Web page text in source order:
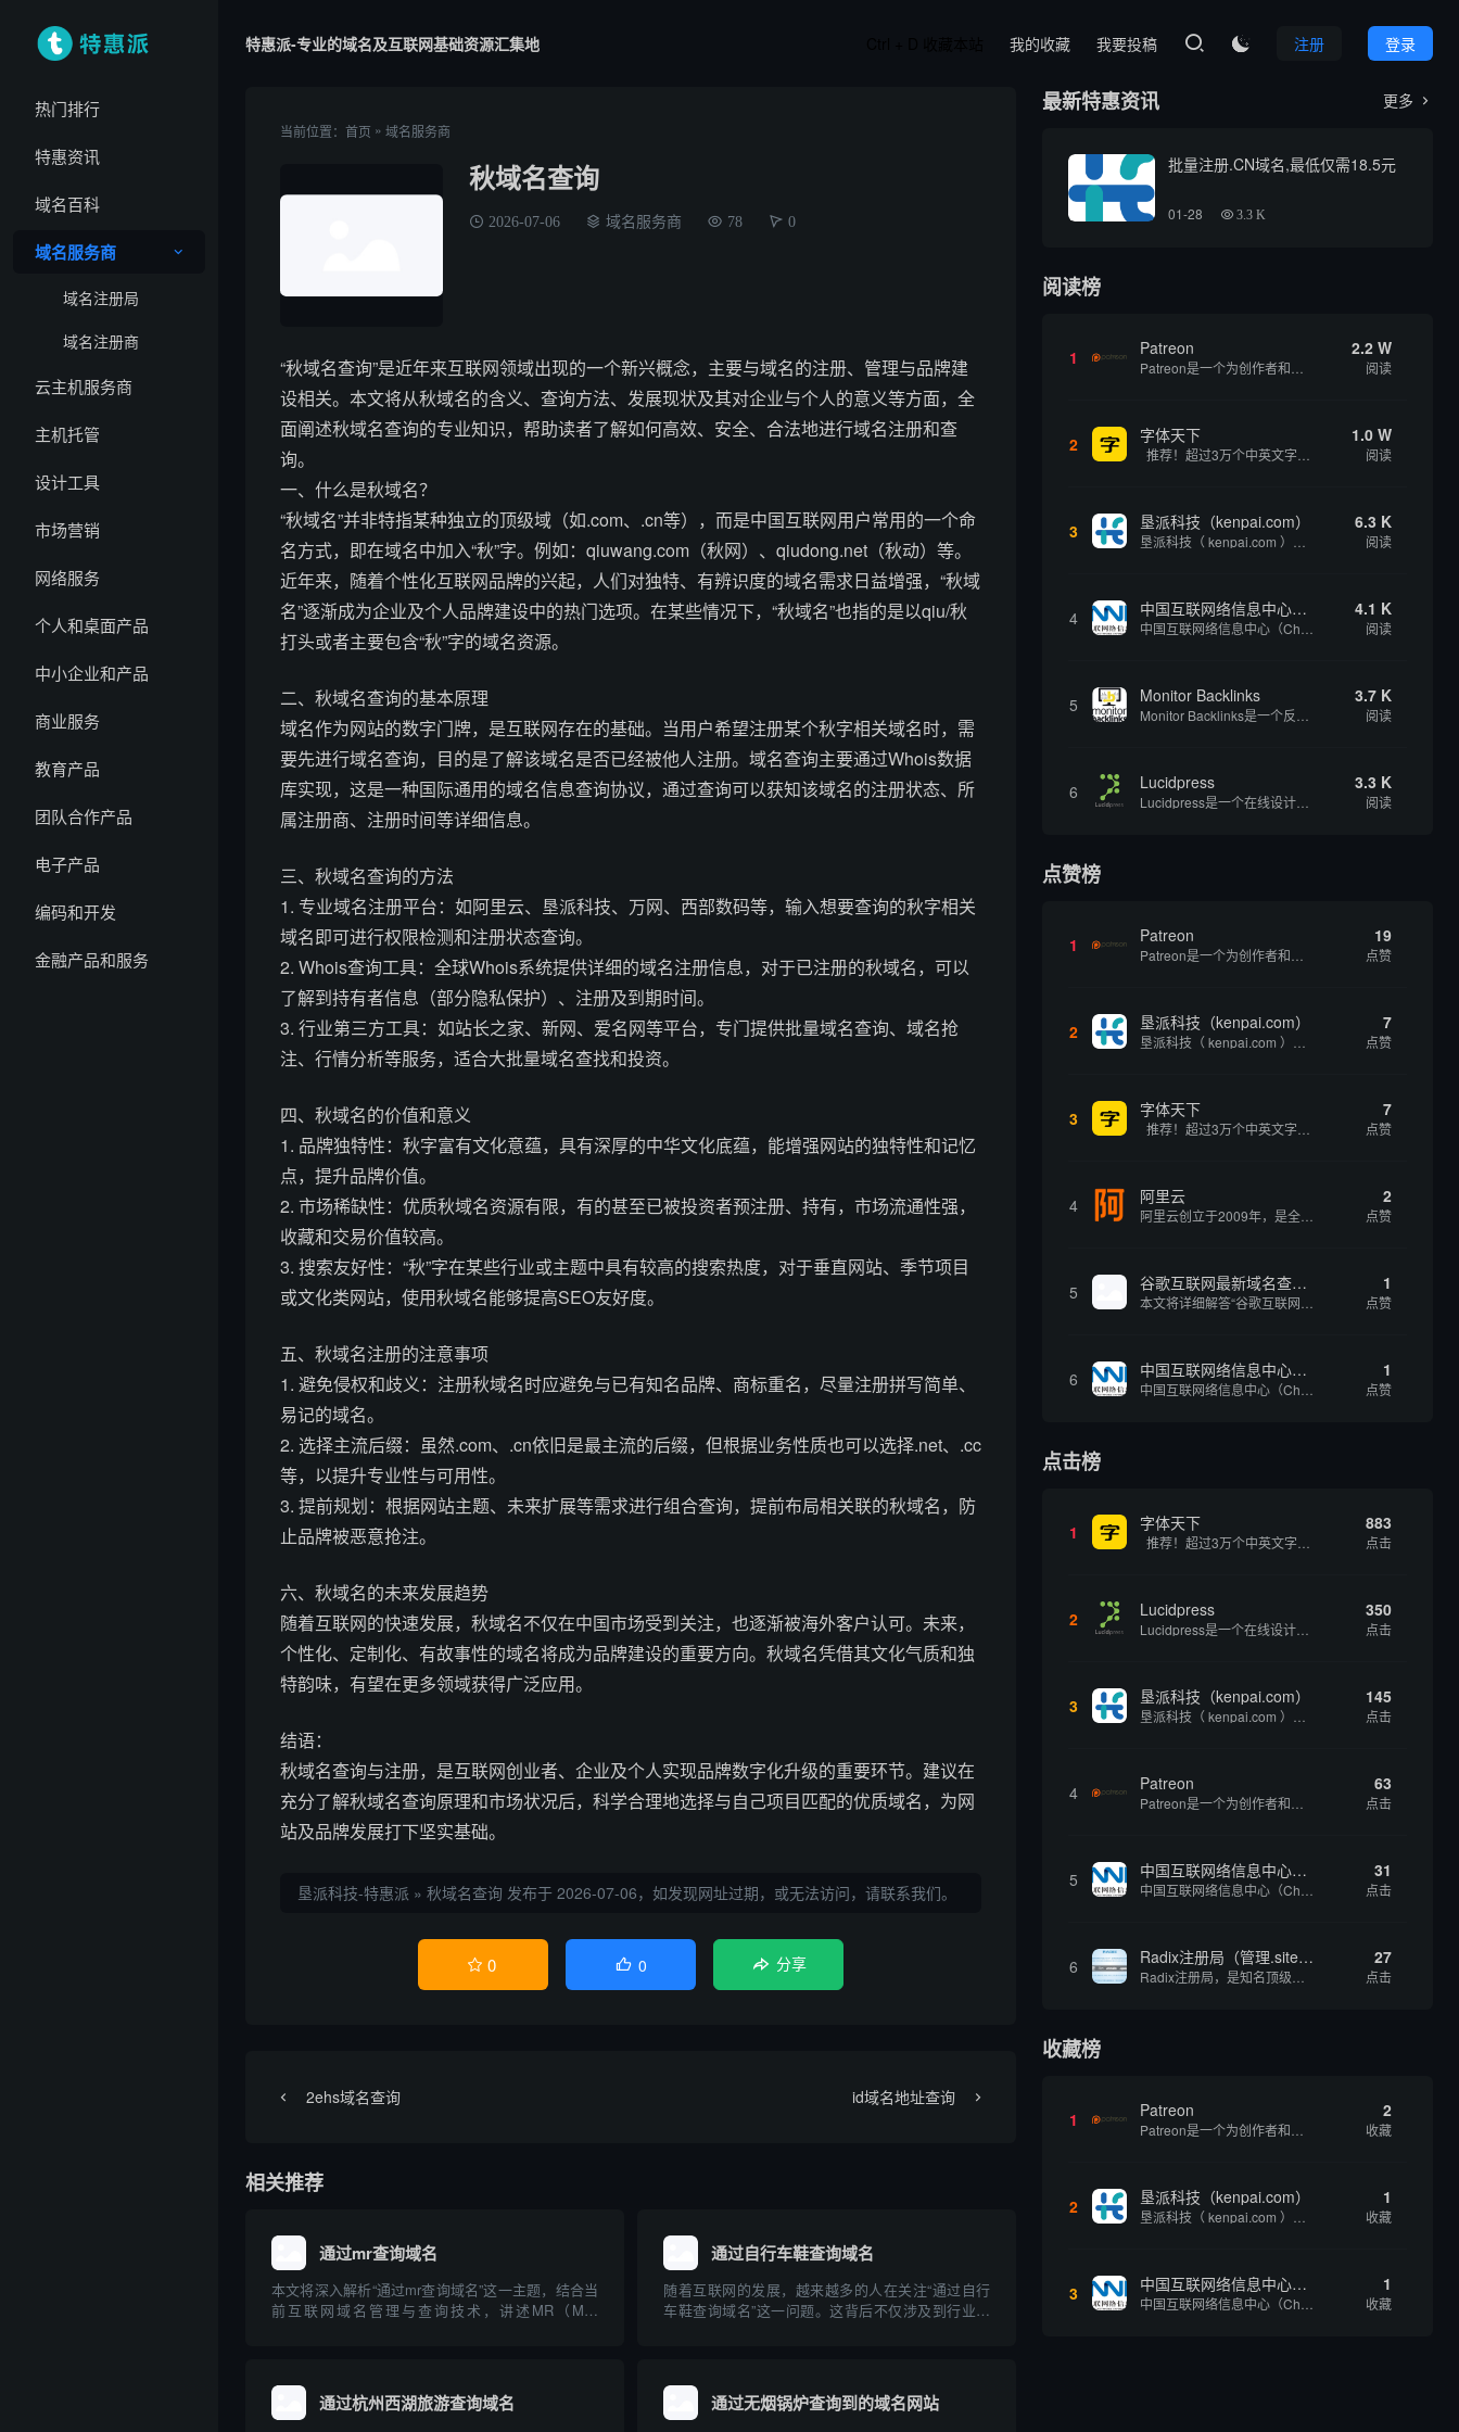
热门排行
特惠资讯
域名百科
域名服务商
域名注册局
域名注册商
云主机服务商
主机托管
设计工具
市场营销
网络服务
个人和桌面产品
中小企业和产品
商业服务
教育产品
团队合作产品
电子产品
编码和开发
金融产品和服务
特惠派-专业的域名及互联网基础资源汇集地 登录
注册

我的收藏 我要投稿
当前位置： 首页 » 域名服务商
秋域名查询
2026-07-06 域名服务商 78 0
“秋域名查询”是近年来互联网领域出现的一个新兴概念，主要与域名的注册、管理与品牌建
设相关。本文将从秋域名的含义、查询方法、发展现状及其对企业与个人的意义等方面，全
面阐述秋域名查询的专业知识，帮助读者了解如何高效、安全、合法地进行域名注册和查
询。
一、什么是秋域名？
“秋域名”并非特指某种独立的顶级域（如.com、.cn等），而是中国互联网用户常用的一个命
名方式，即在域名中加入“秋”字。例如：qiuwang.com（秋网）、qiudong.net（秋动）等。
近年来，随着个性化互联网品牌的兴起，人们对独特、有辨识度的域名需求日益增强，“秋域
名”逐渐成为企业及个人品牌建设中的热门选项。在某些情况下，“秋域名”也指的是以qiu/秋
打头或者主要包含“秋”字的域名资源。
二、秋域名查询的基本原理
域名作为网站的数字门牌，是互联网存在的基础。当用户希望注册某个秋字相关域名时，需
要先进行域名查询，目的是了解该域名是否已经被他人注册。域名查询主要通过Whois数据
库实现，这是一种国际通用的域名信息查询协议，通过查询可以获知该域名的注册状态、所
属注册商、注册时间等详细信息。
三、秋域名查询的方法
1. 专业域名注册平台：如阿里云、垦派科技、万网、西部数码等，输入想要查询的秋字相关
域名即可进行权限检测和注册状态查询。
2. Whois查询工具：全球Whois系统提供详细的域名注册信息，对于已注册的秋域名，可以
了解到持有者信息（部分隐私保护）、注册及到期时间。
3. 行业第三方工具：如站长之家、新网、爱名网等平台，专门提供批量域名查询、域名抢
注、行情分析等服务，适合大批量域名查找和投资。
四、秋域名的价值和意义
1. 品牌独特性：秋字富有文化意蕴，具有深厚的中华文化底蕴，能增强网站的独特性和记忆
点，提升品牌价值。
2. 市场稀缺性：优质秋域名资源有限，有的甚至已被投资者预注册、持有，市场流通性强，
收藏和交易价值较高。
3. 搜索友好性：“秋”字在某些行业或主题中具有较高的搜索热度，对于垂直网站、季节项目
或文化类网站，使用秋域名能够提高SEO友好度。
五、秋域名注册的注意事项
1. 避免侵权和歧义：注册秋域名时应避免与已有知名品牌、商标重名，尽量注册拼写简单、
易记的域名。
2. 选择主流后缀：虽然.com、.cn依旧是最主流的后缀，但根据业务性质也可以选择.net、.cc
等，以提升专业性与可用性。
3. 提前规划：根据网站主题、未来扩展等需求进行组合查询，提前布局相关联的秋域名，防
止品牌被恶意抢注。
六、秋域名的未来发展趋势
随着互联网的快速发展，秋域名不仅在中国市场受到关注，也逐渐被海外客户认可。未来，
个性化、定制化、有故事性的域名将成为品牌建设的重要方向。秋域名凭借其文化气质和独
特韵味，有望在更多领域获得广泛应用。
结语：
秋域名查询与注册，是互联网创业者、企业及个人实现品牌数字化升级的重要环节。建议在
充分了解秋域名查询原理和市场状况后，科学合理地选择与自己项目匹配的优质域名，为网
站及品牌发展打下坚实基础。
垦派科技-特惠派 » 秋域名查询 发布于 2026-07-06，如发现网址过期，或无法访问，请联系我们。
 0  0 分享
2ehs域名查询 id域名地址查询
相关推荐
通过mr查询域名
本文将深入解析“通过mr查询域名”这一主题，结合当
前互联网域名管理与查询技术，讲述MR（Mail
通过自行车鞋查询域名
随着互联网的发展，越来越多的人在关注“通过自行
车鞋查询域名”这一问题。这背后不仅涉及到行业产
及其对自行...
通过杭州西湖旅游查询域名 通过无烟锅炉查询到的域名网站
最新特惠资讯 更多 
批量注册.CN域名,最低仅需18.5元
01-28 3.3 K
阅读榜
1 Patreon 2.2 W
阅读
2 字体天下 1.0 W
阅读
3 垦派科技（kenpai.com） 6.3 K
阅读
4 中国互联网络信息中心（CNNIC） 4.1 K
阅读
5 Monitor Backlinks 3.7 K
阅读
6 Lucidpress 3.3 K
阅读
点赞榜
1 Patreon 19
点赞
2 垦派科技（kenpai.com） 7
点赞
3 字体天下 7
点赞
4 阿里云 2
点赞
5 谷歌互联网最新域名查询网址是什么 1
点赞
6 中国互联网络信息中心（CNNIC） 1
点赞
点击榜
1 字体天下 883
点击
2 Lucidpress 350
点击
3 垦派科技（kenpai.com） 145
点击
4 Patreon 63
点击
5 中国互联网络信息中心（CNNIC） 31
点击
6 Radix注册局（管理.site、.online等顶级域名） 27
点击
收藏榜
1 Patreon 2
收藏
2 垦派科技（kenpai.com） 1
收藏
3 中国互联网络信息中心（CNNIC） 1
收藏